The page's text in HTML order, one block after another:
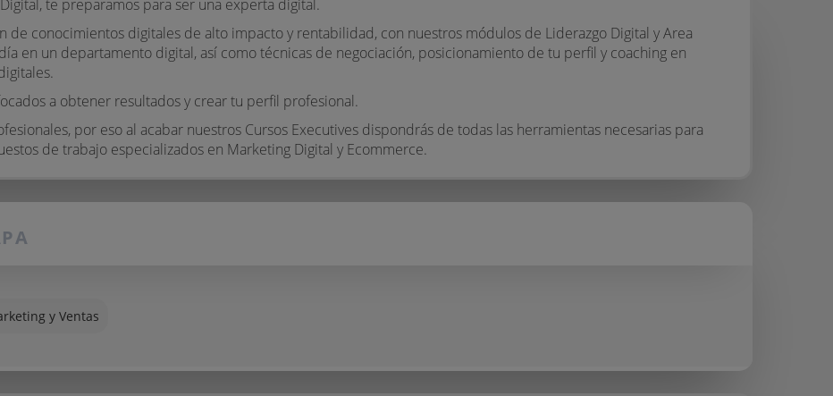
te preparamos para ser una experta digital.
conocimientos digitales de alto impacto y rentabilidad, con nuestros módulos de Liderazgo Digital y Area
en un departamento digital, así como técnicas de negociación, posicionamiento de tu perfil y coaching en
a obtener resultados y crear tu perfil profesional.
por eso al acabar nuestros Cursos Executives dispondrás de todas las herramientas necesarias para
de trabajo especializados en Marketing Digital y Ecommerce.
y Ventas